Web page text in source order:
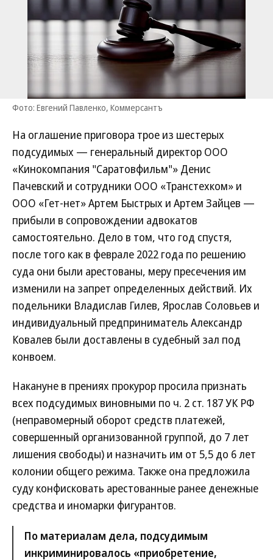
Фото: Евгений Павленко, Коммерсантъ
На оглашение приговора трое из шестерых
подсудимых — генеральный директор ООО
«Кинокомпания "Саратовфильм"» Денис
Пачевский и сотрудники ООО «Транстехком» и
ООО «Гет-нет» Артем Быстрых и Артем Зайцев —
прибыли в сопровождении адвокатов
самостоятельно. Дело в том, что год спустя,
после того как в феврале 2022 года по решению
суда они были арестованы, меру пресечения им
изменили на запрет определенных действий. Их
подельники Владислав Гилев, Ярослав Соловьев и
индивидуальный предприниматель Александр
Ковалев были доставлены в судебный зал под
конвоем.
Накануне в прениях прокурор просила признать
всех подсудимых виновными по ч. 2 ст. 187 УК РФ
(неправомерный оборот средств платежей,
совершенный организованной группой, до 7 лет
лишения свободы) и назначить им от 5,5 до 6 лет
колонии общего режима. Также она предложила
суду конфисковать арестованные ранее денежные
средства и иномарки фигурантов.
По материалам дела, подсудимым
инкриминировалось «приобретение,